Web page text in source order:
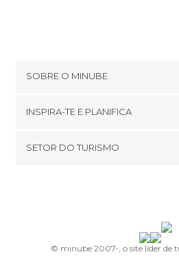
SOBRE O MINUBE
Términos e Condições
INSPIRA-TE E PLANIFICA
SETOR DO TURISMO
© minube 2007-, o site líder de